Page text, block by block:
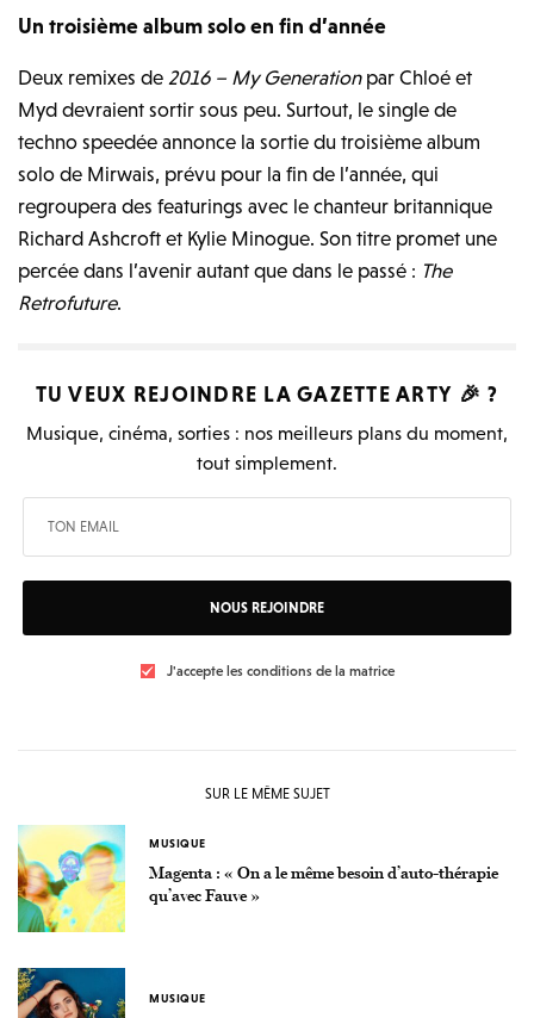
Un troisième album solo en fin d’année
Deux remixes de 2016 – My Generation par Chloé et
Myd devraient sortir sous peu. Surtout, le single de
techno speedée annonce la sortie du troisième album
solo de Mirwais, prévu pour la fin de l’année, qui
regroupera des featurings avec le chanteur britannique
Richard Ashcroft et Kylie Minogue. Son titre promet une
percée dans l’avenir autant que dans le passé : The
Retrofuture.
TU VEUX REJOINDRE LAGAZETTE ARTY 🎉 ?
Musique, cinéma, sorties : nos meilleurs plans du moment,
tout simplement.
NOUS REJOINDRE
J'accepte les conditions de la matrice
SUR LE MÊME SUJET
MUSIQUE
Magenta : « On a le même besoin d’auto-thérapie
qu’avec Fauve »
MUSIQUE